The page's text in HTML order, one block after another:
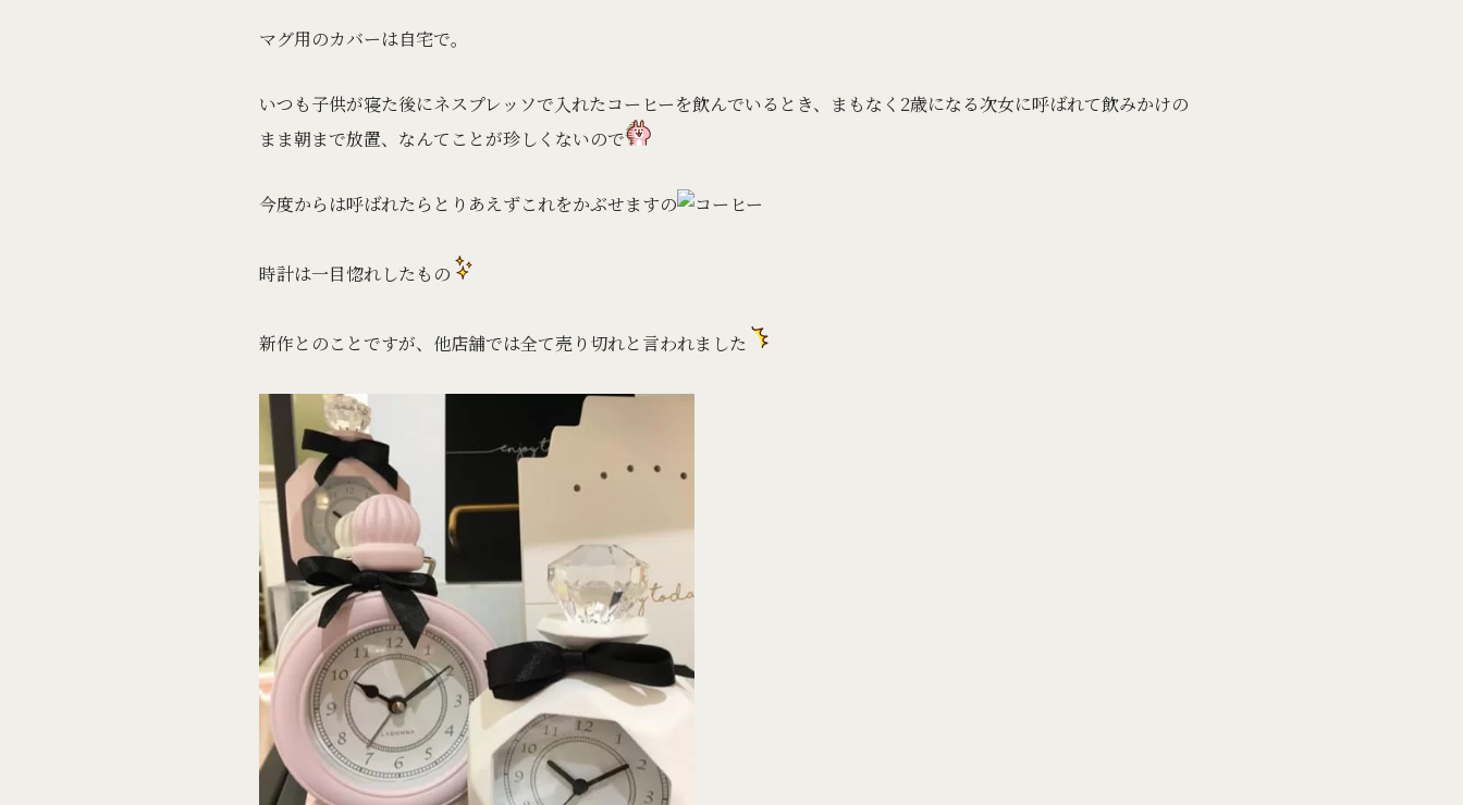
マグ用のカバーは自宅で。
いつも子供が寝た後にネスプレッソで入れたコーヒーを飲んでいるとき、まもなく2歳になる次女に呼ばれて飲みかけの
まま朝まで放置、なんてことが珍しくないので
今度からは呼ばれたらとりあえずこれをかぶせますの
時計は一目惚れしたもの
新作とのことですが、他店舗では全て売り切れと言われました